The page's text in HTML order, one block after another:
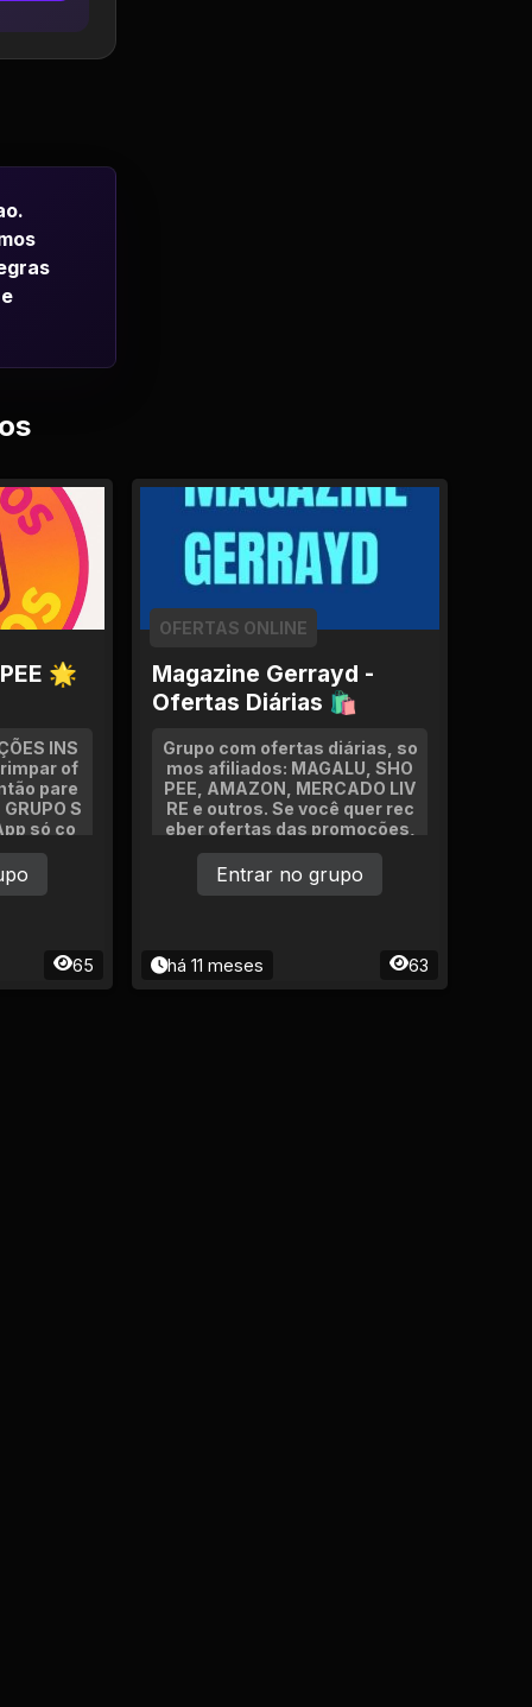
🌟
INS
of
pare
S
só co
da Sh
Cupo
65
Magazine Gerrayd -
Ofertas Diárias 🛍
OFERTAS ONLINE
Grupo com ofertas diárias, so
mos afiliados: MAGALU, SHO
PEE, AMAZON, MERCADO LIV
RE e outros. Se você quer rec
eber ofertas das promoções,
é só clicar e entrar.
há 11 meses 63
Entrar no grupo